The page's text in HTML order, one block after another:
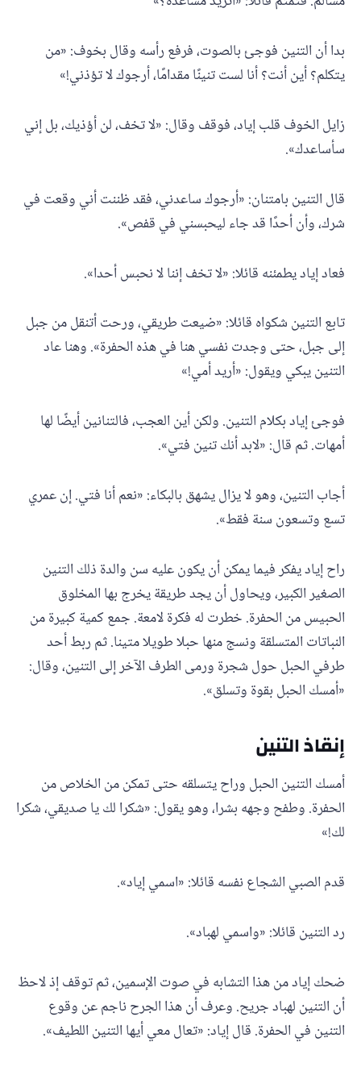
بدا أن التنين فوجئ بالصوت، فرفع رأسه وقال بخوف: «من
يتكلم؟ أين أنت؟ أنا لست تنينًا مقدامًا، أرجوك لا تؤذني!»
زايل الخوف قلب إياد، فوقف وقال: «لا تخف، لن أؤذيك، بل إني
سأساعدك».
قال التنين بامتنان: «أرجوك ساعدني، فقد ظننت أني وقعت في
شرك، وأن أحدًا قد جاء ليحبسني في قفص».
فعاد إياد يطمئنه قائلا: «لا تخف إننا لا نحبس أحدا».
تابع التنين شكواه قائلا: «ضيعت طريقي، ورحت أتنقل من جبل
إلى جبل، حتى وجدت نفسي هنا في هذه الحفرة». وهنا عاد
التنين يبكي ويقول: «أريد أمي!»
فوجئ إياد بكلام التنين. ولكن أين العجب، فالتنانين أيضًا لها
أمهات. ثم قال: «لابد أنك تنين فتي».
أجاب التنين، وهو لا يزال يشهق بالبكاء: «نعم أنا فتي. إن عمري
تسع وتسعون سنة فقط».
راح إياد يفكر فيما يمكن أن يكون عليه سن والدة ذلك التنين
الصغير الكبير، ويحاول أن يجد طريقة يخرج بها المخلوق
الحبيس من الحفرة. خطرت له فكرة لامعة. جمع كمية كبيرة من
النباتات المتسلقة ونسج منها حبلا طويلا متينا. ثم ربط أحد
طرفي الحبل حول شجرة ورمى الطرف الآخر إلى التنين، وقال:
«أمسك الحبل بقوة وتسلق».
إنقاذ التنين
أمسك التنين الحبل وراح يتسلقه حتى تمكن من الخلاص من
الحفرة. وطفح وجهه بشرا، وهو يقول: «شكرا لك يا صديقي، شكرا
لك!»
قدم الصبي الشجاع نفسه قائلا: «اسمي إياد».
رد التنين قائلا: «واسمي لهباد».
ضحك إياد من هذا التشابه في صوت الإسمين، ثم توقف إذ لاحظ
أن التنين لهباد جريح. وعرف أن هذا الجرح ناجم عن وقوع
التنين في الحفرة. قال إياد: «تعال معي أيها التنين اللطيف».